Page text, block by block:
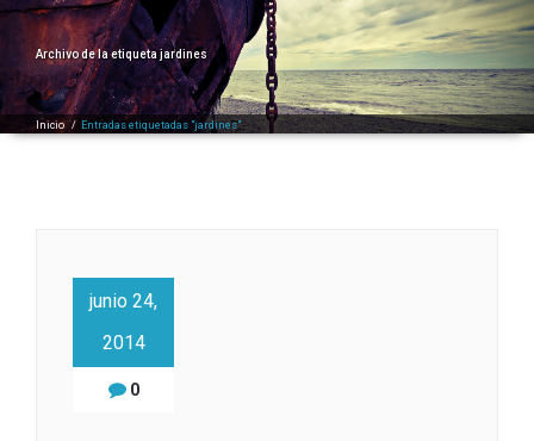
Archivo de la etiquetajardines
Inicio / Entradas etiquetadas "jardines"
junio 24,
2014
0